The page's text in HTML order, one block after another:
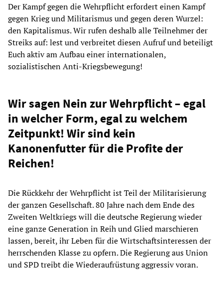
Der Kampf gegen die Wehrpflicht erfordert einen Kampf
gegen Krieg und Militarismus und gegen deren Wurzel:
den Kapitalismus. Wir rufen deshalb alle Teilnehmer der
Streiks auf: lest und verbreitet diesen Aufruf und beteiligt
Euch aktiv am Aufbau einer internationalen,
sozialistischen Anti-Kriegsbewegung!
Wir sagen Nein zur Wehrpflicht – egal
in welcher Form, egal zu welchem
Zeitpunkt! Wir sind kein
Kanonenfutter für die Profite der
Reichen!
Die Rückkehr der Wehrpflicht ist Teil der Militarisierung
der ganzen Gesellschaft. 80 Jahre nach dem Ende des
Zweiten Weltkriegs will die deutsche Regierung wieder
eine ganze Generation in Reih und Glied marschieren
lassen, bereit, ihr Leben für die Wirtschaftsinteressen der
herrschenden Klasse zu opfern. Die Regierung aus Union
und SPD treibt die Wiederaufrüstung aggressiv voran.